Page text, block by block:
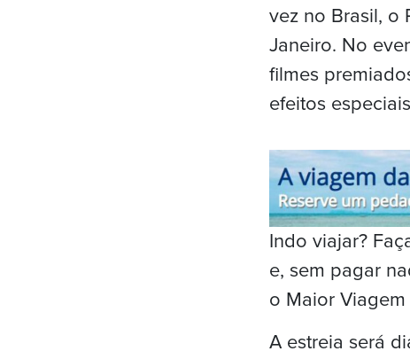
vez no Brasil, o
Janeiro. No
filmes
efeitos
Indo viajar?
e, sem pagar
o Maior
A estreia será